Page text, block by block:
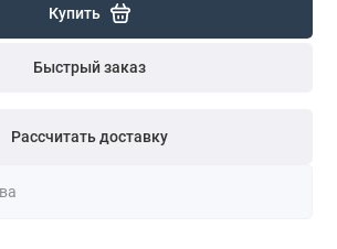
Купить
Быстрый заказ
Рассчитать доставку